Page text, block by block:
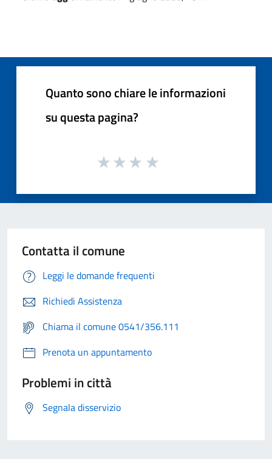
Quanto sono chiare le informazioni
su questa pagina?
Contatta il comune
Leggi le domande frequenti
Richiedi Assistenza
Chiama il comune 0541/356.111
Prenota un appuntamento
Problemi in città
Segnala disservizio